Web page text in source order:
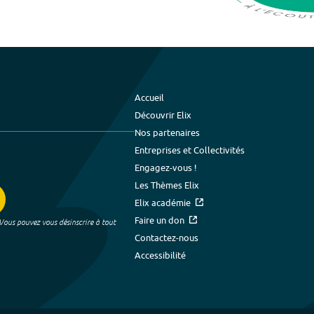
pouvez vous désinscrire à tout
Accueil
Découvrir Elix
Nos partenaires
Entreprises et Collectivités
Engagez-vous !
Les Thèmes Elix
Elix académie
Faire un don
Contactez-nous
Accessibilité